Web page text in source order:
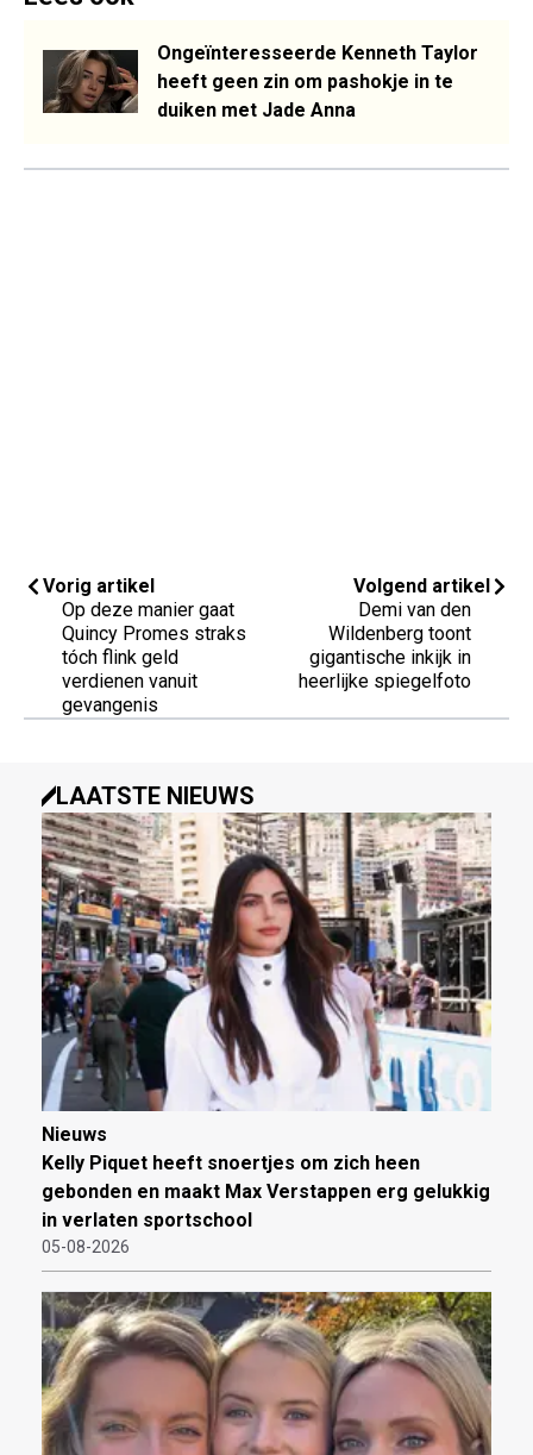
Ongeïnteresseerde Kenneth Taylor
heeft geen zin om pashokje in te
duiken met Jade Anna
Vorig artikel
Op deze manier gaat
Quincy Promes straks
tóch flink geld
verdienen vanuit
gevangenis
Volgend artikel
Demi van den
Wildenberg toont
gigantische inkijk in
heerlijke spiegelfoto
LAATSTE NIEUWS
Nieuws
Kelly Piquet heeft snoertjes om zich heen
gebonden en maakt Max Verstappen erg gelukkig
in verlaten sportschool
05-08-2026